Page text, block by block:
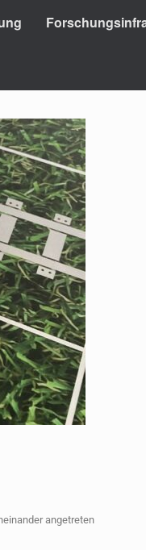
angetreten